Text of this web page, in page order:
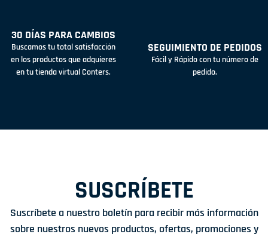
30 DÍAS PARA CAMBIOS
Buscamos tu total satisfacción
en los productos que adquieres
en tu tienda virtual Conters.
SEGUIMIENTO DE PEDIDOS
Fácil y Rápido con tu número de
pedido.
SUSCRÍBETE
Suscríbete a nuestro boletín para recibir más información
sobre nuestros nuevos productos, ofertas, promociones y